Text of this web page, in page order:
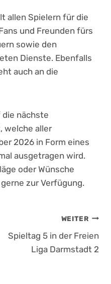
allen Spielern für die
und Freunden fürs
sowie den
Dienste. Ebenfalls
auch an die
nächste
welche aller
2026 in Form eines
ausgetragen wird.
oder Wünsche
zur Verfügung.
WEITER
Spieltag 5 in der Freien
Liga Darmstadt 2